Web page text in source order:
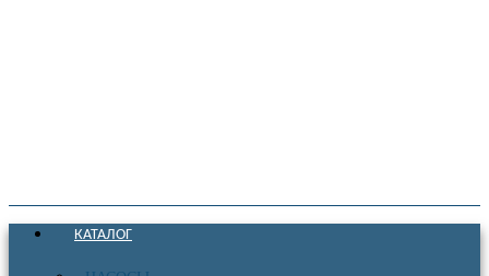
КАТАЛОГ